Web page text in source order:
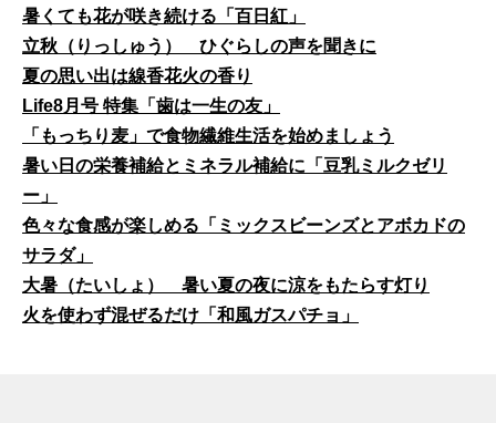
暑くても花が咲き続ける「百日紅」
立秋（りっしゅう） ひぐらしの声を聞きに
夏の思い出は線香花火の香り
Life8月号 特集「歯は一生の友」
「もっちり麦」で食物繊維生活を始めましょう
暑い日の栄養補給とミネラル補給に「豆乳ミルクゼリ
ー」
色々な食感が楽しめる「ミックスビーンズとアボカドの
サラダ」
大暑（たいしょ） 暑い夏の夜に涼をもたらす灯り
火を使わず混ぜるだけ「和風ガスパチョ」